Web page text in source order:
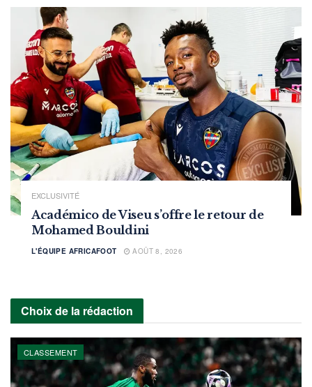
EXCLUSIVITÉ
Académico de Viseu s’offre le retour de
Mohamed Bouldini
L'ÉQUIPE AFRICAFOOT AOÛT 8, 2026
Choix de la rédaction
CLASSEMENT